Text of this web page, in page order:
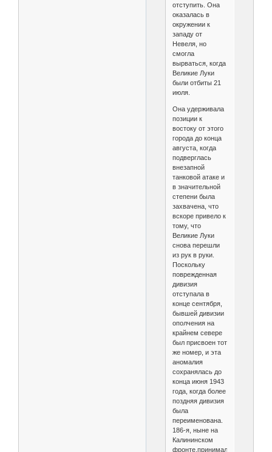
отступить. Она
оказалась в
окружении к
западу от
Невеля, но
смогла
вырваться, когда
Великие Луки
были отбиты 21
июля.
Она удерживала
позиции к
востоку от этого
города до конца
августа, когда
подверглась
внезапной
танковой атаке и
в значительной
степени была
захвачена, что
вскоре привело к
тому, что
Великие Луки
снова перешли
из рук в руки.
Поскольку
поврежденная
дивизия
отступала в
конце сентября,
бывшей дивизии
ополчения на
крайнем севере
был присвоен тот
же номер, и эта
аномалия
сохранялась до
конца июня 1943
года, когда более
поздняя дивизия
была
переименована.
186-я, ныне на
Калининском
фронте,принимала